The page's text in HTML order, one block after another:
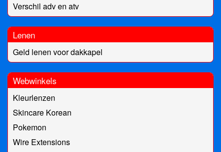
Verschil adv en atv
Lenen
Geld lenen voor dakkapel
Webwinkels
Kleurlenzen
Skincare Korean
Pokemon
Wire Extensions